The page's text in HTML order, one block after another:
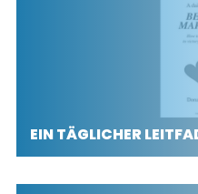
EIN TÄGLICHER